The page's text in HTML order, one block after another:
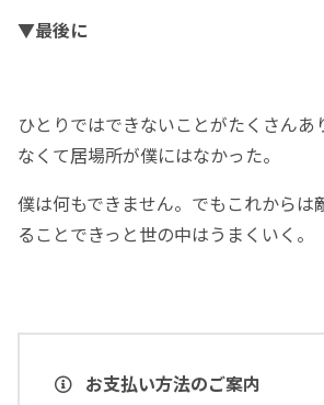
▼最後に
ひとりではできないことがたくさんあ
なくて居場所が僕にはなかった。
僕は何もできません。でもこれからは
ることできっと世の中はうまくいく。
お支払い方法のご案内